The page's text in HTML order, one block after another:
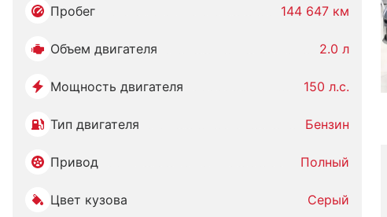
Пробег 144 647 км
Объем двигателя 2.0 л
Мощность двигателя 150 л.с.
Тип двигателя Бензин
Привод Полный
Цвет кузова Серый